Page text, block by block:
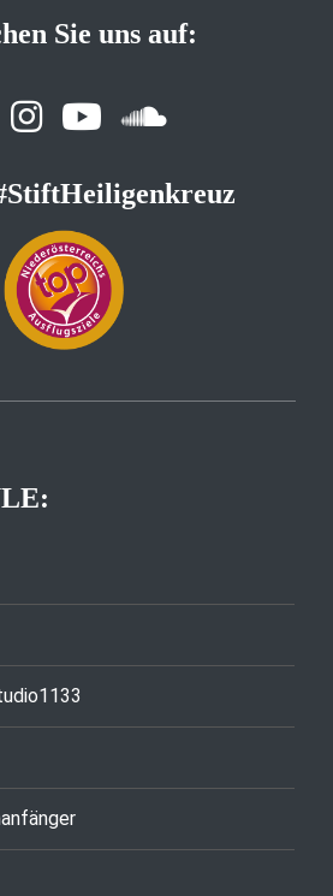
Sie uns auf: